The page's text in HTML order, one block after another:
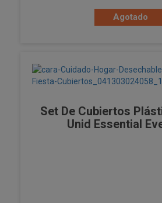
Agotado
Set De Cubiertos
Unid Essential